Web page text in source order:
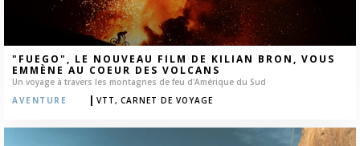
"FUEGO", LE NOUVEAU FILM DE KILIAN BRON, VOUS
EMMÈNE AU COEUR DES VOLCANS
Un voyage à travers les montagnes de feu d'Amérique du Sud
AVENTURE
| VTT, CARNET DE VOYAGE